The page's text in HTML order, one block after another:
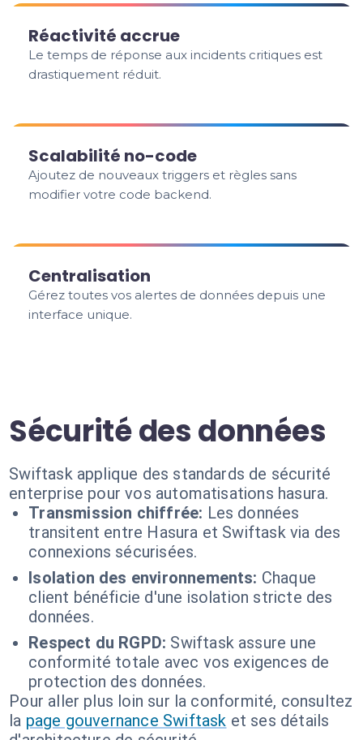
Réactivité accrue
Le temps de réponse aux incidents critiques est
drastiquement réduit.
Scalabilité no-code
Ajoutez de nouveaux triggers et règles sans
modifier votre code backend.
Centralisation
Gérez toutes vos alertes de données depuis une
interface unique.
Sécurité des données
Swiftask applique des standards de sécurité
enterprise pour vos automatisations hasura.
Transmission chiffrée: Les données
transitent entre Hasura et Swiftask via des
connexions sécurisées.
Isolation des environnements: Chaque
client bénéficie d'une isolation stricte des
données.
Respect du RGPD: Swiftask assure une
conformité totale avec vos exigences de
protection des données.
Pour aller plus loin sur la conformité, consultez
la page gouvernance Swiftask et ses détails